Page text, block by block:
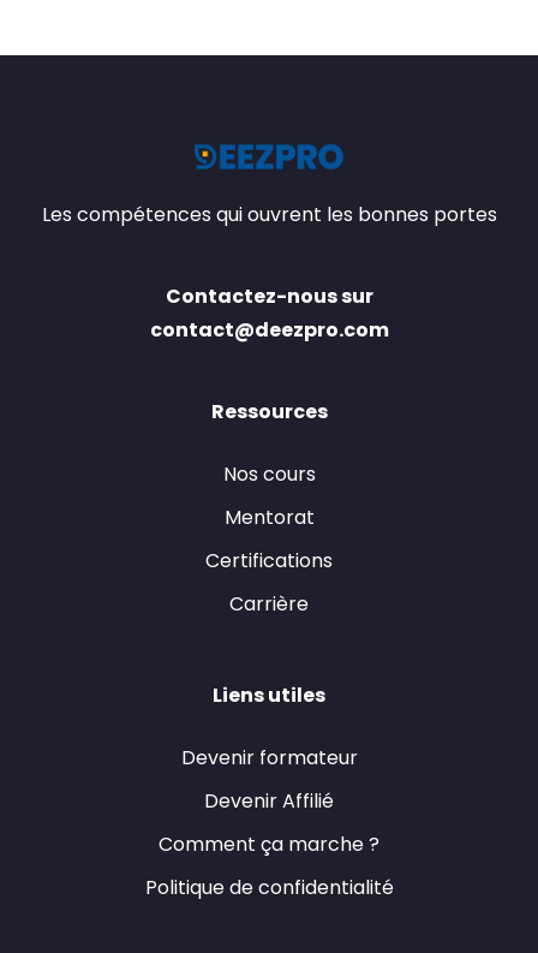
Les compétences qui ouvrent les bonnes portes
Contactez-nous sur
contact@deezpro.com
Ressources
Nos cours
Mentorat
Certifications
Carrière
Liens utiles
Devenir formateur
Devenir Affilié
Comment ça marche ?
Politique de confidentialité